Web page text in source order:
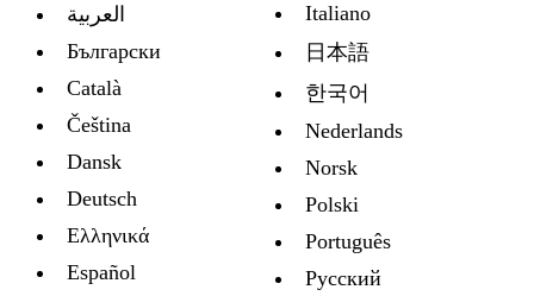
العربية
Български
Català
Čeština
Dansk
Deutsch
Ελληνικά
Español
Italiano
日本語
한국어
Nederlands
Norsk
Polski
Português
Русский